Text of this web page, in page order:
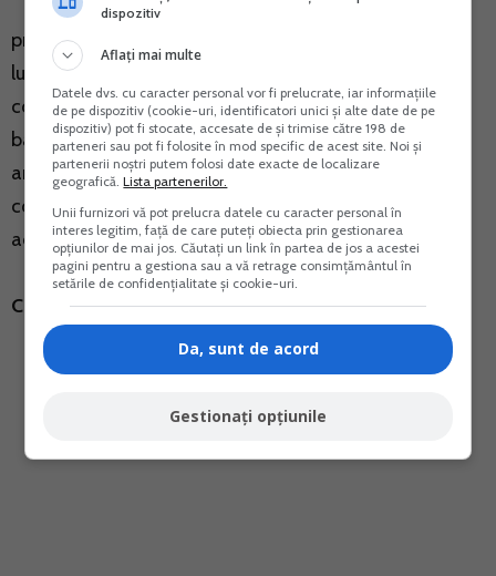
c) valoarea lunara a normelor de venit, obtinuta
prin raportarea normelor anuale de venit la numarul
lunilor de activitate din cursul anului dupa aplicarea
corectiilor, este cel putin egala cu nivelul salariului de
baza minim brut pe tara in vigoare in luna ianuarie a
anului pentru care se stabilesste contributia, in cazul
contribuabililor care in anul fiscal in curs desfasoara
activitati impuse pe baza de norme de venit;
Continuarea aici.
dispozitiv
Aflați mai multe
Datele dvs. cu caracter personal vor fi prelucrate, iar informațiile
de pe dispozitiv (cookie-uri, identificatori unici și alte date de pe
dispozitiv) pot fi stocate, accesate de și trimise către 198 de
parteneri sau pot fi folosite în mod specific de acest site. Noi și
partenerii noștri putem folosi date exacte de localizare
geografică.Lista partenerilor.
Unii furnizori vă pot prelucra datele cu caracter personal în
interes legitim, față de care puteți obiecta prin gestionarea
opțiunilor de mai jos. Căutați un link în partea de jos a acestei
pagini pentru a gestiona sau a vă retrage consimțământul în
setările de confidențialitate și cookie-uri.
Da, sunt de acord
Gestionați opțiunile